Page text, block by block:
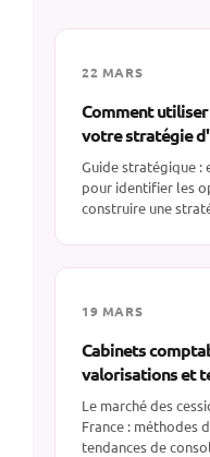
22 MARS
Comment utiliser
votre stratégie
Guide stratégique :
pour identifier les
construire une
19 MARS
Cabinets
valorisations et
Le marché des
France : méthodes
tendances de